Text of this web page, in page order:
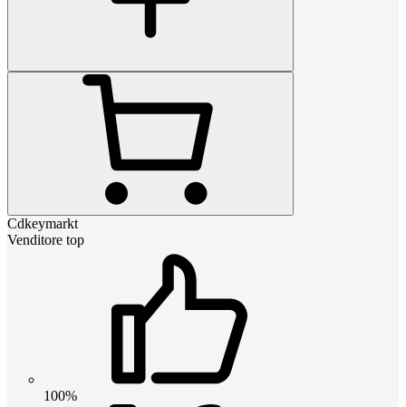
Cdkeymarkt
Venditore top
100%